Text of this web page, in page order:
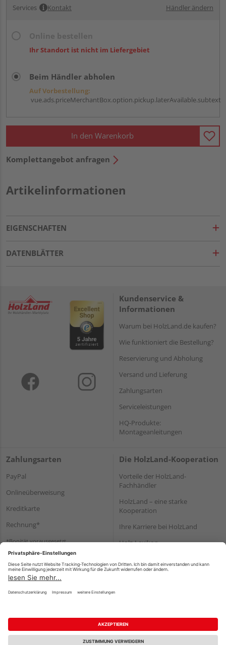
Services Kontakt Händler ändern
Ihr Standort ist nicht im Liefergebiet
Beim Händler abholen
Auf Vorbestellung:
vue.ads.priceMerchantBox.option.pickup.laterAvailable.subtext
In den Warenkorb
Komplettangebot anfragen
Artikelinformationen
EIGENSCHAFTEN
DATENBLÄTTER
Kundenservice &
Informationen
Warum bei HolzLand.de kaufen?
Wie funktioniert die Bestellung?
Reservierung und Abholung
Versand und Lieferung
Zahlungsarten
Serviceleistungen
HQ-Produkte:
Montageanleitungen
Zahlungsarten
PayPal
Onlineüberweisung
Kreditkarte
Rechnung*
*Bonität vorausgesetzt
Die HolzLand-Kooperation
Vorteile der HolzLand-
Fachhändler
HolzLand – eine starke
Kooperation
Ihre Karriere bei HolzLand
Holz-Lexikon
Impressum Datenschutz
Nutzungsbedingungen
Barrierefreiheitserklärung
Vertrag widerrufen